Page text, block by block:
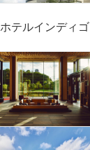
ホテルインディゴ